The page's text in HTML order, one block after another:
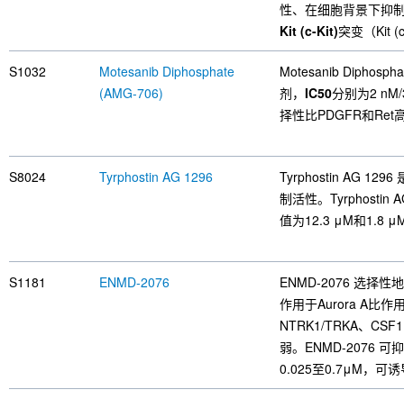
性、在细胞背景下抑
Kit (c-Kit)突变（Kit
S1032
Motesanib Diphosphate
(AMG-706)
Motesanib
剂， IC50分别为2
择性比PDGFR和Ret
S8024 Tyrphostin AG 1296
Tyrphostin AG 1296
制活性。Tyrphostin
值为12.3 μM和1.8
S1181 ENMD-2076
ENMD-2076 选择性
作用于Aurora A比作
NTRK1/TRKA、
弱。ENMD-2076 可
0.025至0.7μM，可